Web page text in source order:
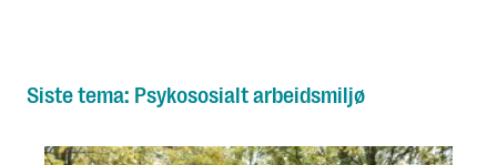
Siste tema: Psykososialt arbeidsmiljø